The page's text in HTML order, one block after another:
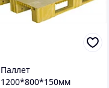
Паллет
1200*800*150мм